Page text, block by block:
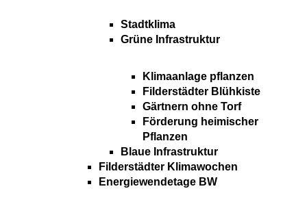
Stadtklima
Grüne Infrastruktur
Klimaanlage pflanzen
Filderstädter Blühkiste
Gärtnern ohne Torf
Förderung heimischer
Pflanzen
Blaue Infrastruktur
Filderstädter Klimawochen
Energiewendetage BW